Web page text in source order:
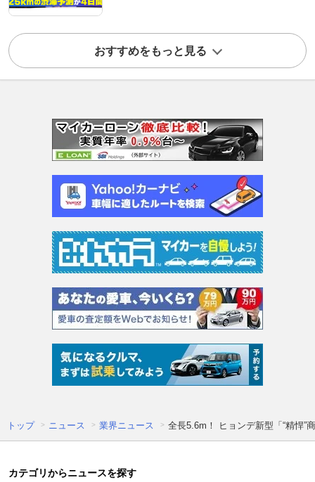
おすすめをもっと見る
トップ ニュース 業界ニュース 全長5.6m！ ヒョンデ新型「“精悍”
カテゴリからニュースを探す